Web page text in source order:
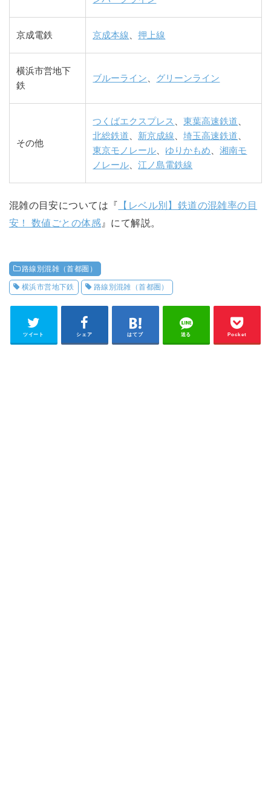
京成電鉄 京成本線 、押上線
横浜市営地下
鉄
ブルーライン グリーンライン
その他
つくばエクスプレス 、東葉高速鉄道
北総鉄道
新京成線 、埼玉高速鉄道
東京モノレール
ゆりかもめ 、湘南モ
ノレール 、江ノ島電鉄線
混雑の目安については『 【レベル別】鉄道の混雑率の目
安！ 数値ごとの体感』にて解説。
路線別混雑（首都圏）
横浜市営地下鉄 路線別混雑（首都圏）
ツイート シェア はてブ 送る Pocket